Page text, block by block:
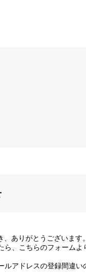
ありがとうございます。
、こちらのフォームよ
アドレスの登録間違